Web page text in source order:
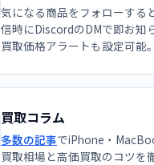
気になる商品をフォローする
信時にDiscordのDMで即お知
買取価格アラートも設定可能。
買取コラム
多数の記事でiPhone・
買取相場と高価買取のコツを